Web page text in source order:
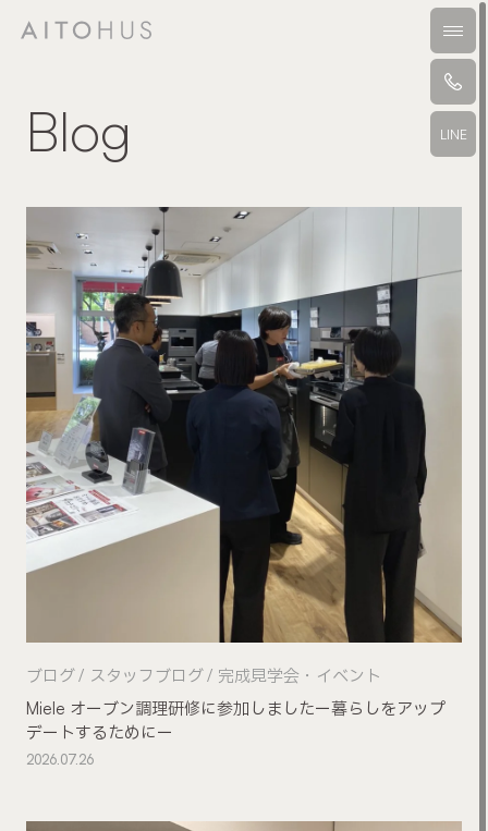
メ
LINE
Blog
Miele オーブン調理研修に参加しましたー暮らしをアップ
デートするためにー
ブログ スタッフブログ 完成見学会・イベント
2026.07.26